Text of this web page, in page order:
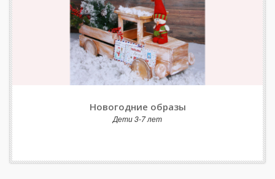
Новогодние образы
Дети 3-7 лет